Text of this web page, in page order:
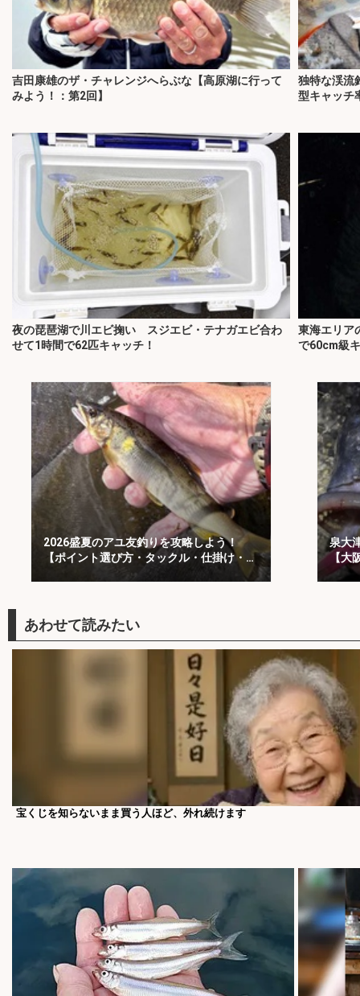
吉田康雄のザ・チャレンジへらぶな【高原湖に行って
みよう！：第2回】
独特な渓流
型キャッチ
夜の琵琶湖で川エビ掬い スジエビ・テナガエビ合わ
せて1時間で62匹キャッチ！
東海エリア
で60cm級
2026盛夏のアユ友釣りを攻略しよう！
【ポイント選び方・タックル・仕掛け・釣
泉大
【大
宝くじを知らないまま買う人ほど、外れ続けます